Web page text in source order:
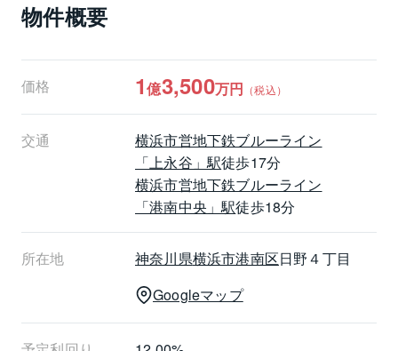
１１台分）
・満室時年間想定収入：１６，２０８，００４円
・現況表面利回り：１０．４５％
物件概要
価格 1億3,500万円 （税込）
交通
横浜市営地下鉄ブルーライン
「上永谷」駅徒歩17分
横浜市営地下鉄ブルーライン
「港南中央」駅徒歩18分
所在地 神奈川県横浜市港南区日野４丁目
Googleマップ